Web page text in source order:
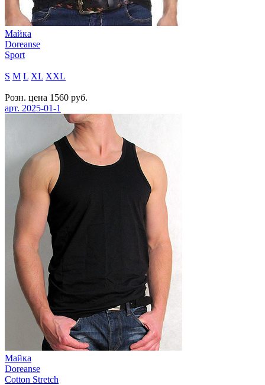
Майка
Doreanse
Sport
S M L XL XXL
Розн. цена 1560 руб.
арт. 2025-01-1
Майка
Doreanse
Cotton Stretch